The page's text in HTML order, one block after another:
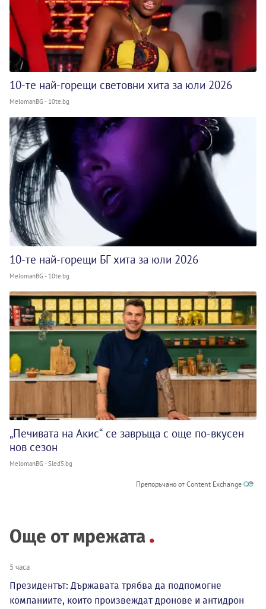
10-те най-горещи световни хита за юли 2026
MelomanBG - 10te.bg
10-те най-горещи БГ хита за юли 2026
MelomanBG - 10te.bg
„Печивата на Акис“ се завръща с още по-вкусен
нов сезон
MelomanBG - Sled5.bg
Препоръчано от Content Exchange
Още от мрежата
5 часа
Президентът: Държавата трябва да подпомогне
компаниите, които произвеждат дронове и антидрон